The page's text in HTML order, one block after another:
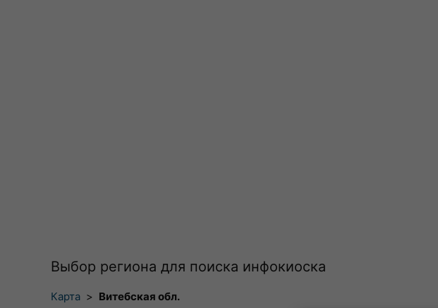
Выбор региона для поиска инфокиоска
Карта > Витебская обл.